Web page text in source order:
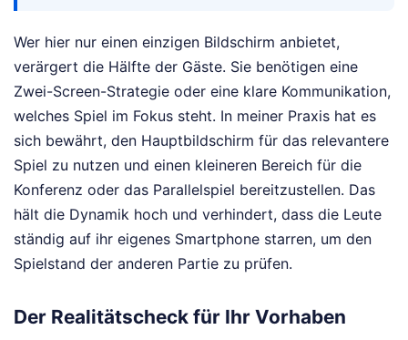
Wer hier nur einen einzigen Bildschirm anbietet,
verärgert die Hälfte der Gäste. Sie benötigen eine
Zwei-Screen-Strategie oder eine klare Kommunikation,
welches Spiel im Fokus steht. In meiner Praxis hat es
sich bewährt, den Hauptbildschirm für das relevantere
Spiel zu nutzen und einen kleineren Bereich für die
Konferenz oder das Parallelspiel bereitzustellen. Das
hält die Dynamik hoch und verhindert, dass die Leute
ständig auf ihr eigenes Smartphone starren, um den
Spielstand der anderen Partie zu prüfen.
Der Realitätscheck für Ihr Vorhaben